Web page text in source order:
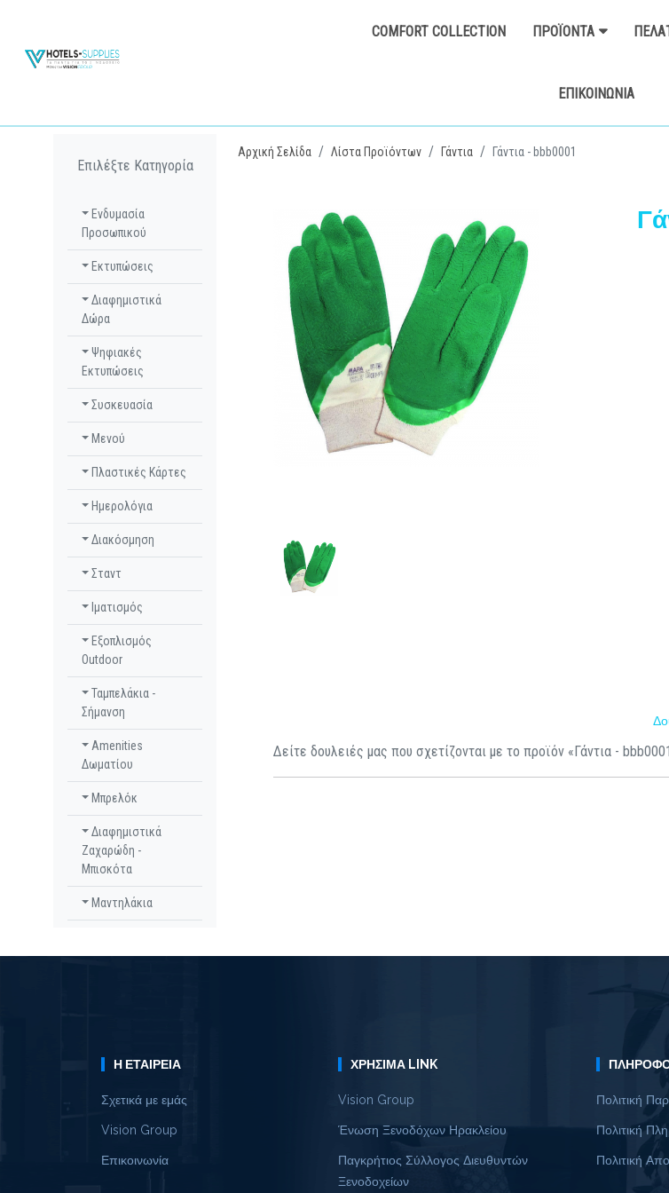
COMFORT COLLECTION ΠΡΟΪΌΝΤΑ
ΕΠΙΚΟΙΝΩΝΊΑ
Επιλέξτε Κατηγορία
Ενδυμασία
Προσωπικού
Εκτυπώσεις
Διαφημιστικά
Δώρα
Ψηφιακές
Εκτυπώσεις
Συσκευασία
Μενού
Πλαστικές Κάρτες
Ημερολόγια
Διακόσμηση
Σταντ
Ιματισμός
Εξοπλισμός
Outdoor
Ταμπελάκια -
Σήμανση
Amenities
Δωματίου
Μπρελόκ
Διαφημιστικά
Ζαχαρώδη -
Μπισκότα
Μαντηλάκια
Αρχική Σελίδα Λίστα Προϊόντων Γάντια Γάντια - bbb0001
Δείτε δουλειές μας που σχετίζονται με το προϊόν «Γάντια -
Η ΕΤΑΙΡΕΊΑ
Σχετικά με εμάς
Vision Group
Επικοινωνία
ΧΡΉΣΙΜΑ LINK
Vision Group
Ένωση Ξενοδόχων Ηρακλείου
Παγκρήτιος Σύλλογος Διευθυντών
Ξενοδοχείων
Πολιτική
Πολιτική
Πολιτική